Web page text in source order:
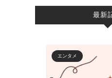
最新
エンタメ